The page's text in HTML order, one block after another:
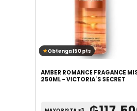
Obtenga 150 pts
AMBER ROMANCE FRAGANCE
250ML - VICTORIA´S SECRET